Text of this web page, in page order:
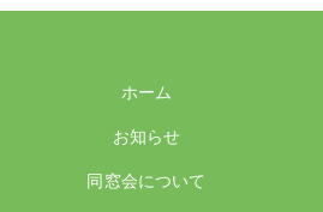
ホーム
お知らせ
同窓会について